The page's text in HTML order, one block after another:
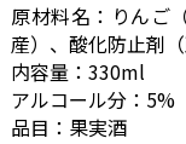
原材料名：りんご
産）、酸化防止剤（
内容量：330ml
アルコール分：5%
品目：果実酒